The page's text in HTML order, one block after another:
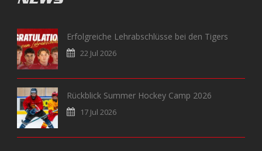
Erfolgreiche Lehrabschlüsse bei den Tigers
22 Jul 2026
Rückblick Summer Hockey Camp 2026
17 Jul 2026